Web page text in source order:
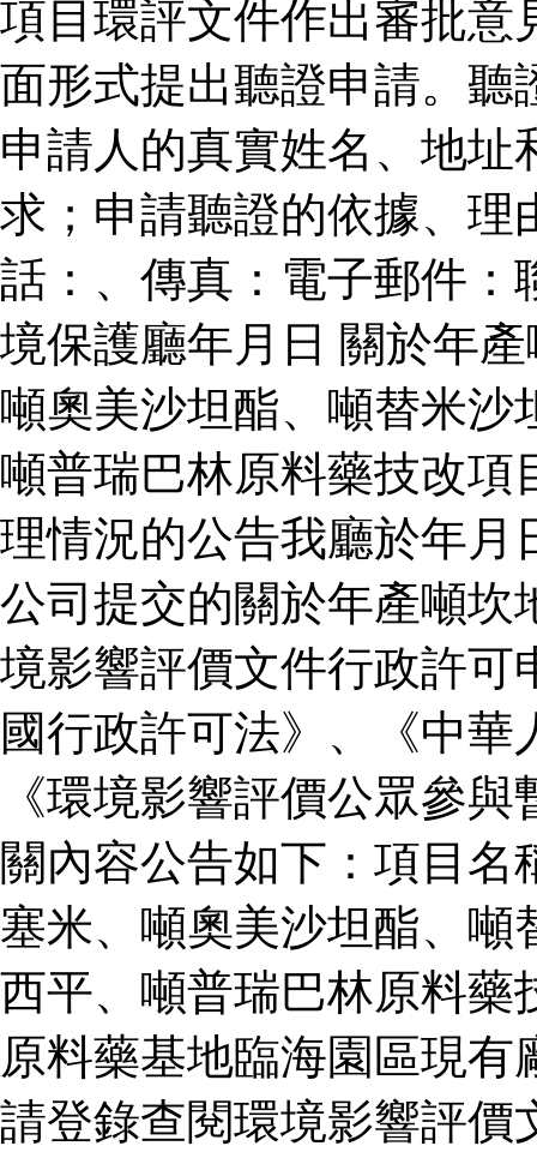
項目環評文件作出審批意
面形式提出聽證申請。聽
申請人的真實姓名、地
求；申請聽證的依據、理
話：、傳真：電子郵件：
境保護廳年月日 關於年
噸奧美沙坦酯、噸替米沙
噸普瑞巴林原料藥技改項
理情況的公告我廳於年月
公司提交的關於年產噸坎
境影響評價文件行政許可
國行政許可法》、《中
《環境影響評價公眾參
關內容公告如下：項目
塞米、噸奧美沙坦酯、噸
西平、噸普瑞巴林原料藥
原料藥基地臨海園區現
請登錄查閱環境影響評價